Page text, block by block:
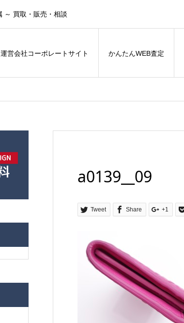
～ 買取・販売・相談
運営会社コーポレートサイト かんたんWEB査定
a0139__09
Tweet Share +1